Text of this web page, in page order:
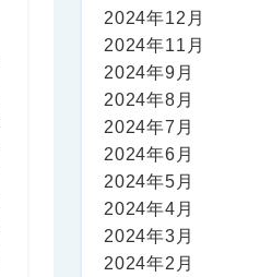
2024年12月
2024年11月
2024年9月
2024年8月
2024年7月
2024年6月
2024年5月
2024年4月
2024年3月
2024年2月